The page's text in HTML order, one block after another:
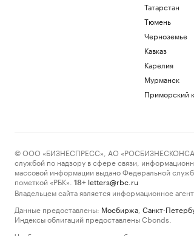
Татарстан
Тюмень
Черноземье
Кавказ
Карелия
Мурманск
Приморский
© ООО «БИЗНЕСПРЕСС», АО
службой по надзору в сфере связи,
массовой информации выдано Федеральной
пометкой «РБК».
18+ letters@rbc.ru
Владельцем сайта является информационное
Данные предоставлены: Мосбиржа Санкт-
Индексы облигаций предоставлены Cbonds.